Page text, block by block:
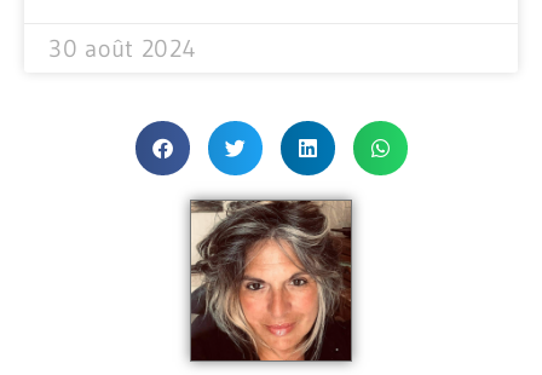
30 août 2024